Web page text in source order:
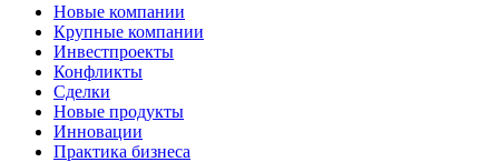
Новые компании
Крупные компании
Инвестпроекты
Конфликты
Сделки
Новые продукты
Инновации
Практика бизнеса